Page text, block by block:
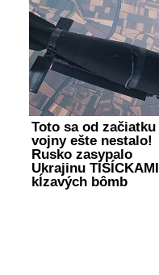
Toto sa od začiatku
vojny ešte nestalo!
Rusko zasypalo
Ukrajinu TISÍCKAMI
kĺzavých bômb